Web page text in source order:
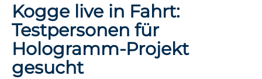
Kogge live in Fahrt:
Testpersonen für
Hologramm-Projekt
gesucht